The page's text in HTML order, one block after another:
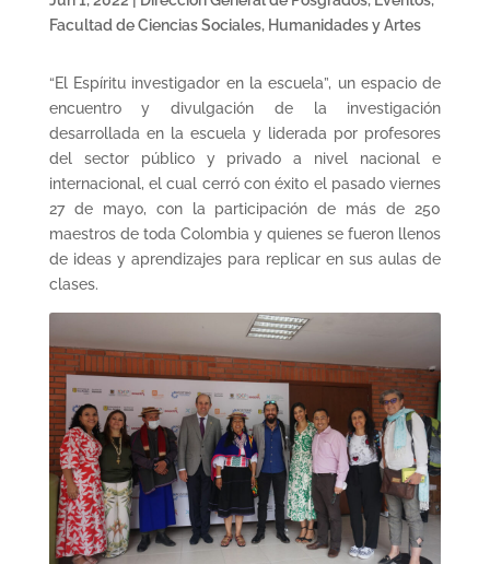
Facultad de Ciencias Sociales, Humanidades y Artes
“El Espíritu investigador en la escuela”, un espacio de
encuentro y divulgación de la investigación
desarrollada en la escuela y liderada por profesores
del sector público y privado a nivel nacional e
internacional, el cual cerró con éxito el pasado viernes
27 de mayo, con la participación de más de 250
maestros de toda Colombia y quienes se fueron llenos
de ideas y aprendizajes para replicar en sus aulas de
clases.